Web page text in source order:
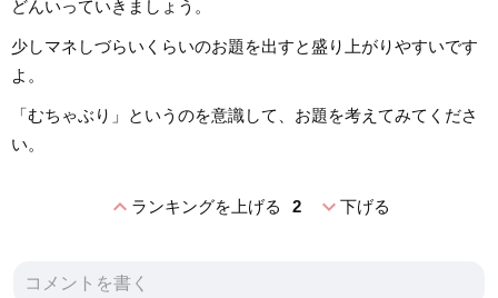
どんいっていきましょう。
少しマネしづらいくらいのお題を出すと盛り上がりやすいです
よ。
「むちゃぶり」というのを意識して、お題を考えてみてくださ
い。
expand_lessランキングを上げる 2 expand_more下げる